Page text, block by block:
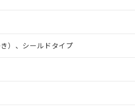
）、シールドタイプ